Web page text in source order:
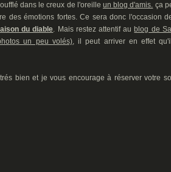
dans le creux de l'oreille un blog d'amis. ça
des émotions fortes. Ce sera donc l'occasion
du diable. Mais restez attentif au blog de
un peu volés),il peut arriver en effet
bien et je vous encourage à réserver votre